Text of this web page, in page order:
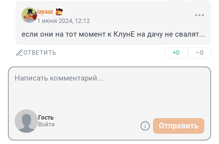
iayaaz
1 июня 2024, 12:12
если они на тот момент к КлунЕ на дачу не свалят...
ОТВЕТИТЬ +0 –0
Гость
Войти
Отправить